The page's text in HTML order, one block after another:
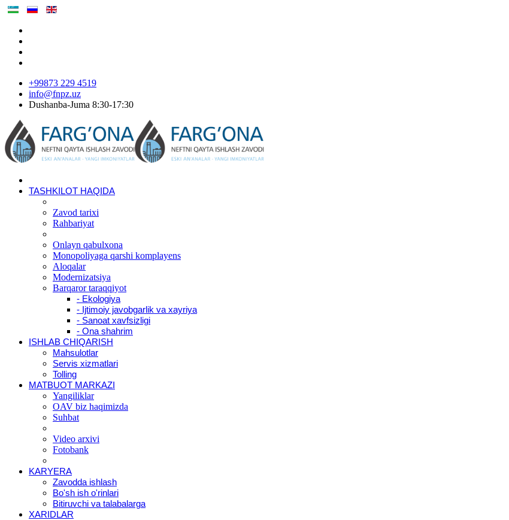
+99873 229 4519
info@fnpz.uz
Dushanba-Juma 8:30-17:30
TASHKILOT HAQIDA
Zavod tarixi
Rahbariyat
Onlayn qabulxona
Monopoliyaga qarshi komplayens
Aloqalar
Modernizatsiya
Barqaror taraqqiyot
- Ekologiya
- Ijtimoiy javobgarlik va xayriya
- Sanoat xavfsizligi
- Ona shahrim
ISHLAB CHIQARISH
Mahsulotlar
Servis xizmatlari
Tolling
MATBUOT MARKAZI
Yangiliklar
OAV biz haqimizda
Suhbat
Video arxivi
Fotobank
KARYERA
Zavodda ishlash
Bo'sh ish o'rinlari
Bitiruvchi va talabalarga
XARIDLAR